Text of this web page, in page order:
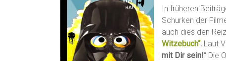
In früheren
Schurken der
auch dies den
Witzebuch“. Laut
mit Dir sein!“ Die